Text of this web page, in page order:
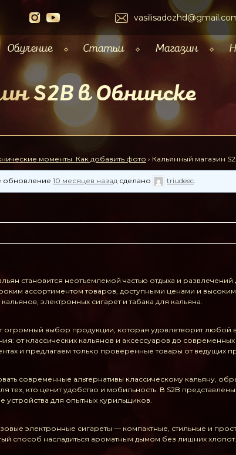
Обучение Статьи Магазин
S2B в Обнинске
моменты. Как добавить фото › Кальянный магазин
обновление10 месяцев назад сделано triudeec.
становится неотъемлемой частью отдыха и
ассортиментом товаров, доступными ценами и
электронных сигарет и табака для кальяна.
огромный выбор продукции, которая удовлетворит любой
от классических кальянов и аксессуаров до
и предлагаем только проверенные товары от ведущих
современные альтернативы классическому кальяну,
тех, кто ценит удобство и мобильность. В S2B
устройства для опытных курильщиков.
электронные сигареты — компактные, стильные и
способ насладиться ароматным дымом без лишних